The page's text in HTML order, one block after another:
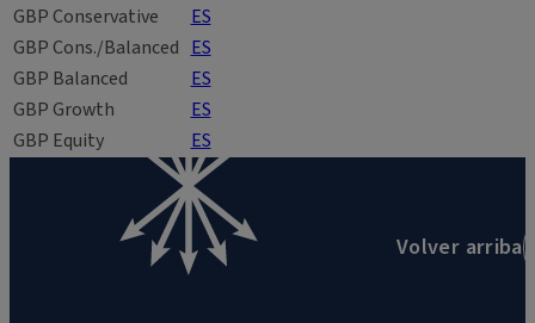
GBPConservative
ES
GBP Cons./Balanced ES
GBP Balanced
ES
GBPGrowth
ES
GBP Equity ES
Volver arriba